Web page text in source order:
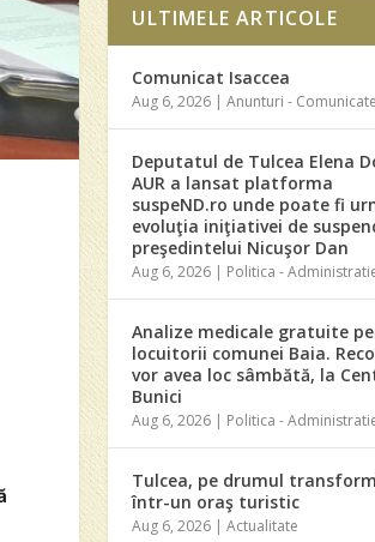
ULTIMELE ARTICOLE
Comunicat Isaccea
Aug 6, 2026 |Anunturi - Comunicate
Deputatul de Tulcea Elena
AUR a lansat platforma
suspeND.ro unde poate fi
evoluţia iniţiativei de
preşedintelui Nicuşor Dan
Aug 6, 2026 | Politica -
Analize medicale gratuite
locuitorii comunei Baia.
vor avea loc sâmbătă, la
Bunici
Aug 6, 2026 | Politica -
Tulcea, pe drumul
într-un oraş turistic
Aug 6, 2026 |Actualitate